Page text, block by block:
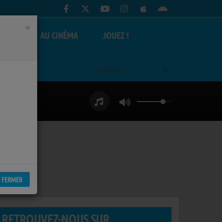
AU CINÉMA JOUEZ !
RETROUVEZ-NOUS SUR
×
FERMER